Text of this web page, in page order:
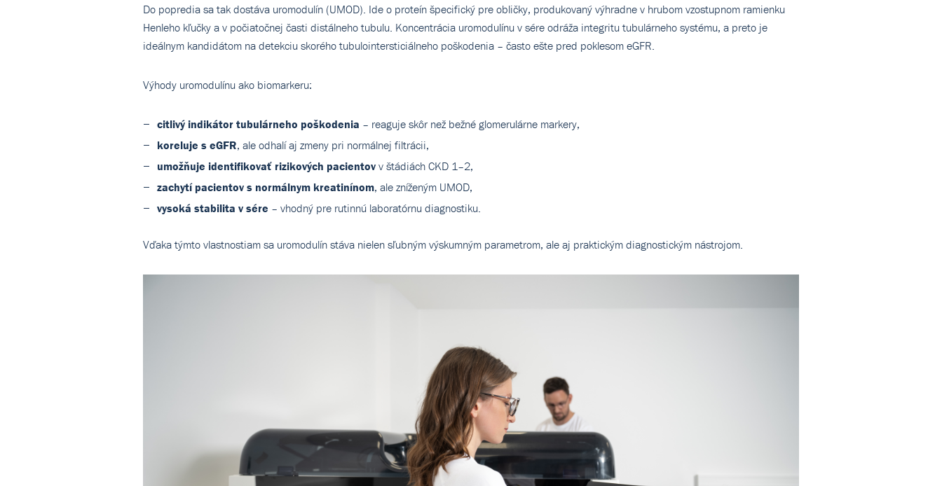
Do popredia sa tak dostáva uromodulín (UMOD). Ide o proteín špecifický pre obličky, produkovaný výhradne v hrubom vzostupnom ramienku
Henleho kľučky a v počiatočnej časti distálneho tubulu. Koncentrácia uromodulínu v sére odráža integritu tubulárneho systému, a preto je
ideálnym kandidátom na detekciu skorého tubulointersticiálneho poškodenia – často ešte pred poklesom eGFR.
Výhody uromodulínu ako biomarkeru:
citlivý indikátor tubulárneho poškodenia – reaguje skôr než bežné glomerulárne markery,
koreluje s eGFR, ale odhalí aj zmeny pri normálnej filtrácii,
umožňuje identifikovať rizikových pacientov v štádiách CKD 1–2,
zachytí pacientov s normálnym kreatinínom, ale zníženým UMOD,
vysoká stabilita v sére – vhodný pre rutinnú laboratórnu diagnostiku.
Vďaka týmto vlastnostiam sa uromodulín stáva nielen sľubným výskumným parametrom, ale aj praktickým diagnostickým nástrojom.